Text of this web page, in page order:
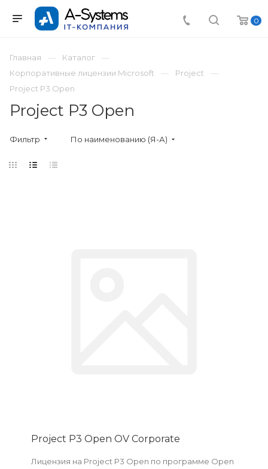
0
Главная
Каталог
Корпоративные лицензии Microsoft
Project
Project P3 Open
Project P3 Open
Фильтр По наименованию (Я-А)
Project P3 Open OV Corporate
Лицензия на Project P3 Open по программе Open